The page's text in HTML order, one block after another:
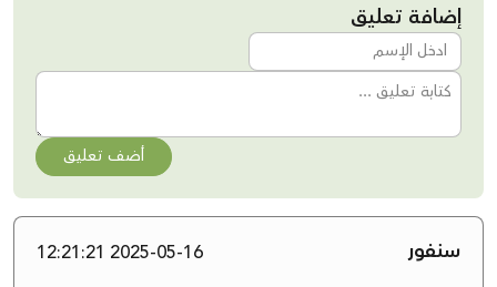
إضافة تعليق
أضف تعليق
سنفور 2025-05-16 12:21:21